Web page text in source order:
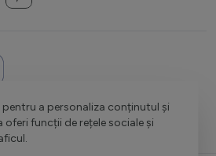
a personaliza conținutul și
oferi funcții de rețele sociale și